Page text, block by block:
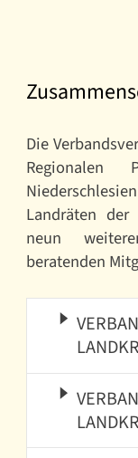
Die
Regionalen
Landräten
neun
beratenden